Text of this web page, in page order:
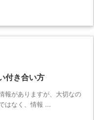
付き合い方
報がありますが、大切なの
はなく、情報 ...